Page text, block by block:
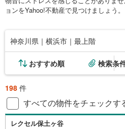
ョンをYahoo!不動産で見つけましょう。
神奈川県｜横浜市｜最上階
おすすめ順 検索条
198 件
すべての物件をチェックす
レクセル保土ヶ谷